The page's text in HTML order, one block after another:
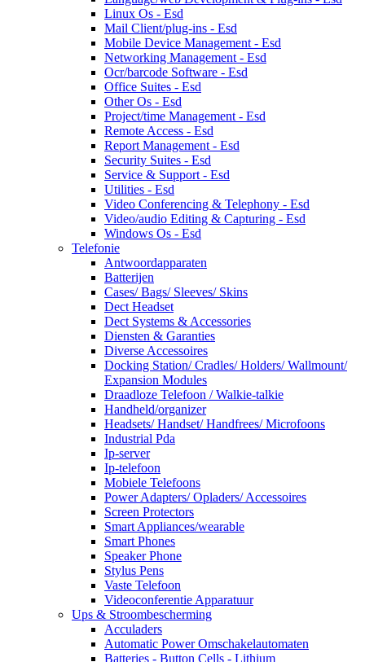
Linux Os - Esd
Mail Client/plug-ins - Esd
Mobile Device Management - Esd
Networking Management - Esd
Ocr/barcode Software - Esd
Office Suites - Esd
Other Os - Esd
Project/time Management - Esd
Remote Access - Esd
Report Management - Esd
Security Suites - Esd
Service & Support - Esd
Utilities - Esd
Video Conferencing & Telephony - Esd
Video/audio Editing & Capturing - Esd
Windows Os - Esd
Telefonie
Antwoordapparaten
Batterijen
Cases/ Bags/ Sleeves/ Skins
Dect Headset
Dect Systems & Accessories
Diensten & Garanties
Diverse Accessoires
Docking Station/ Cradles/ Holders/ Wallmount/
Expansion Modules
Draadloze Telefoon / Walkie-talkie
Handheld/organizer
Headsets/ Handset/ Handfrees/ Microfoons
Industrial Pda
Ip-server
Ip-telefoon
Mobiele Telefoons
Power Adapters/ Opladers/ Accessoires
Screen Protectors
Smart Appliances/wearable
Smart Phones
Speaker Phone
Stylus Pens
Vaste Telefoon
Videoconferentie Apparatuur
Ups & Stroombescherming
Acculaders
Automatic Power Omschakelautomaten
Batteries - Button Cells - Lithium